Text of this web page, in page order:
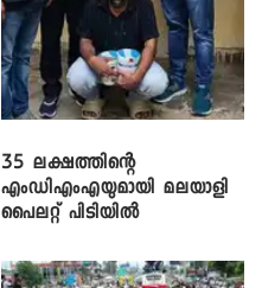
35 ലക്ഷത്തിന്റെ
എംഡിഎംഎയുമായി മലയാളി
പൈലറ്റ് പിടിയിൽ